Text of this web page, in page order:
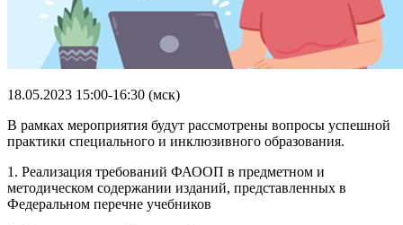
18.05.2023 15:00-16:30 (мск)
В рамках мероприятия будут рассмотрены вопросы успешной
практики специального и инклюзивного образования.
1. Реализация требований ФАООП в предметном и
методическом содержании изданий, представленных в
Федеральном перечне учебников